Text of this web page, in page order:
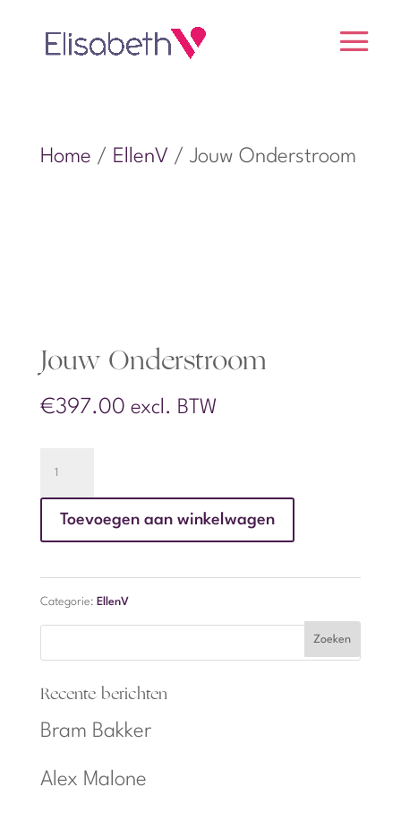
Home / EllenV / Jouw Onderstroom
Jouw Onderstroom
€397.00 excl. BTW
Jouw
Onderstroom
aantal
Toevoegen aan winkelwagen
Categorie: EllenV
Recente berichten
Bram Bakker
Alex Malone